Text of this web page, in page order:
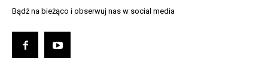
Bądź na bieżąco i obserwuj nas w social media